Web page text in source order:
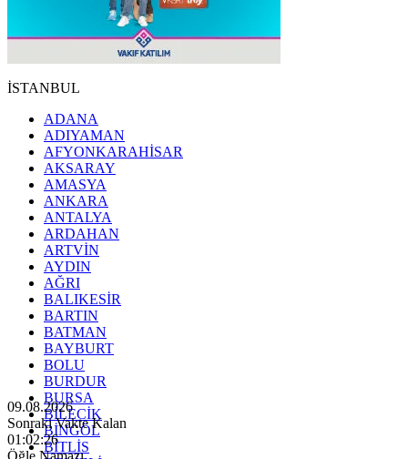
İSTANBUL
ADANA
ADIYAMAN
AFYONKARAHİSAR
AKSARAY
AMASYA
ANKARA
ANTALYA
ARDAHAN
ARTVİN
AYDIN
AĞRI
BALIKESİR
BARTIN
BATMAN
BAYBURT
BOLU
BURDUR
BURSA
BİLECİK
BİNGÖL
BİTLİS
09.08.2026
Sonraki Vakte Kalan
01:02:24